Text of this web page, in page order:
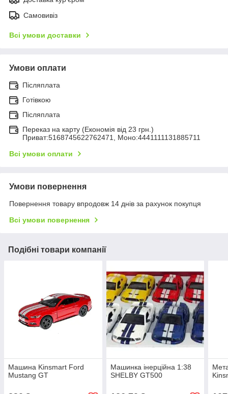
Самовивіз
Всі умови доставки
Умови оплати
Післяплата
Готівкою
Післяплата
Переказ на карту (Економія від 23 грн.)
Приват:5168745622762471, Моно:4441111131885711
Всі умови оплати
Умови повернення
Повернення товару впродовж 14 днів за рахунок покупця
Всі умови повернення
Подібні товари компанії
Машина Kinsmart Ford
Mustang GT
Машинка інерційна 1:38
SHELBY GT500